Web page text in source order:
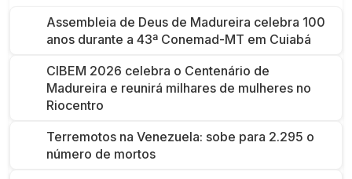
Assembleia de Deus de Madureira celebra 100
anos durante a 43ª Conemad-MT em Cuiabá
CIBEM 2026 celebra o Centenário de
Madureira e reunirá milhares de mulheres no
Riocentro
Terremotos na Venezuela: sobe para 2.295 o
número de mortos